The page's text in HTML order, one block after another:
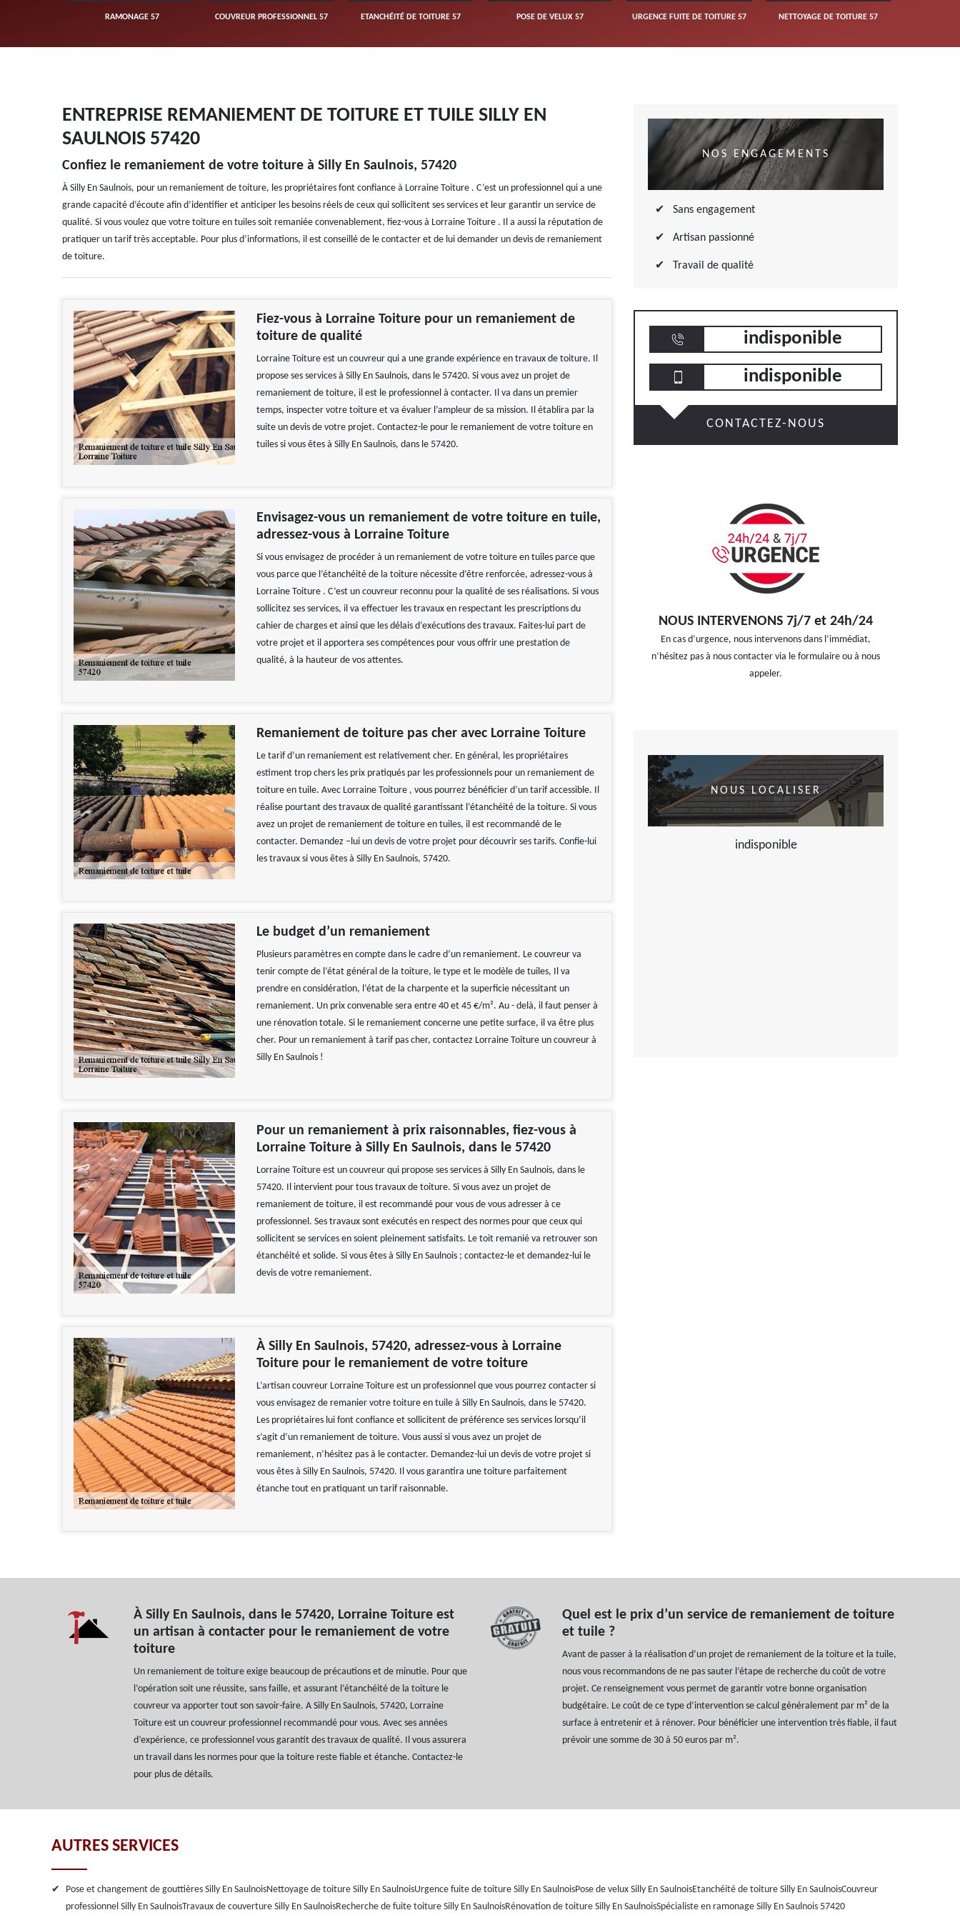
RAMONAGE 57 COUVREUR PROFESSIONNEL 57 ETANCHÉITÉ DE TOITURE 57 POSE DE VELUX 57 URGENCE FUITE DE TOITURE 57 NETTOYAGE DE TOITURE 57
ENTREPRISE REMANIEMENT DE TOITURE ET TUILE SILLY EN
SAULNOIS 57420
Confiez le remaniement de votre toiture à Silly En Saulnois, 57420
À Silly En Saulnois, pour un remaniement de toiture, les propriétaires font confiance à Lorraine Toiture . C’est un professionnel qui a une
grande capacité d’écoute afin d’identifier et anticiper les besoins réels de ceux qui sollicitent ses services et leur garantir un service de
qualité. Si vous voulez que votre toiture en tuiles soit remaniée convenablement, fiez-vous à Lorraine Toiture . Il a aussi la réputation de
pratiquer un tarif très acceptable. Pour plus d’informations, il est conseillé de le contacter et de lui demander un devis de remaniement
de toiture.
Fiez-vous à Lorraine Toiture pour un remaniement de
toiture de qualité
Lorraine Toiture est un couvreur qui a une grande expérience en travaux de toiture. Il
propose ses services à Silly En Saulnois, dans le 57420. Si vous avez un projet de
remaniement de toiture, il est le professionnel à contacter. Il va dans un premier
temps, inspecter votre toiture et va évaluer l’ampleur de sa mission. Il établira par la
suite un devis de votre projet. Contactez-le pour le remaniement de votre toiture en
tuiles si vous êtes à Silly En Saulnois, dans le 57420.
Envisagez-vous un remaniement de votre toiture en tuile,
adressez-vous à Lorraine Toiture
Si vous envisagez de procéder à un remaniement de votre toiture en tuiles parce que
vous parce que l’étanchéité de la toiture nécessite d’être renforcée, adressez-vous à
Lorraine Toiture . C’est un couvreur reconnu pour la qualité de ses réalisations. Si vous
sollicitez ses services, il va effectuer les travaux en respectant les prescriptions du
cahier de charges et ainsi que les délais d’exécutions des travaux. Faites-lui part de
votre projet et il apportera ses compétences pour vous offrir une prestation de
qualité, à la hauteur de vos attentes.
Remaniement de toiture pas cher avec Lorraine Toiture
Le tarif d’un remaniement est relativement cher. En général, les propriétaires
estiment trop chers les prix pratiqués par les professionnels pour un remaniement de
toiture en tuile. Avec Lorraine Toiture , vous pourrez bénéficier d’un tarif accessible. Il
réalise pourtant des travaux de qualité garantissant l’étanchéité de la toiture. Si vous
avez un projet de remaniement de toiture en tuiles, il est recommandé de le
contacter. Demandez –lui un devis de votre projet pour découvrir ses tarifs. Confie-lui
les travaux si vous êtes à Silly En Saulnois, 57420.
Le budget d’un remaniement
Plusieurs paramètres en compte dans le cadre d’un remaniement. Le couvreur va
tenir compte de l’état général de la toiture, le type et le modèle de tuiles, Il va
prendre en considération, l’état de la charpente et la superficie nécessitant un
remaniement. Un prix convenable sera entre 40 et 45 €/m². Au - delà, il faut penser à
une rénovation totale. Si le remaniement concerne une petite surface, il va être plus
cher. Pour un remaniement à tarif pas cher, contactez Lorraine Toiture un couvreur à
Silly En Saulnois !
Pour un remaniement à prix raisonnables, fiez-vous à
Lorraine Toiture à Silly En Saulnois, dans le 57420
Lorraine Toiture est un couvreur qui propose ses services à Silly En Saulnois, dans le
57420. Il intervient pour tous travaux de toiture. Si vous avez un projet de
remaniement de toiture, il est recommandé pour vous de vous adresser à ce
professionnel. Ses travaux sont exécutés en respect des normes pour que ceux qui
sollicitent se services en soient pleinement satisfaits. Le toit remanié va retrouver son
étanchéité et solide. Si vous êtes à Silly En Saulnois ; contactez-le et demandez-lui le
devis de votre remaniement.
À Silly En Saulnois, 57420, adressez-vous à Lorraine
Toiture pour le remaniement de votre toiture
L’artisan couvreur Lorraine Toiture est un professionnel que vous pourrez contacter si
vous envisagez de remanier votre toiture en tuile à Silly En Saulnois, dans le 57420.
Les propriétaires lui font confiance et sollicitent de préférence ses services lorsqu’il
s’agit d’un remaniement de toiture. Vous aussi si vous avez un projet de
remaniement, n’hésitez pas à le contacter. Demandez-lui un devis de votre projet si
vous êtes à Silly En Saulnois, 57420. Il vous garantira une toiture parfaitement
étanche tout en pratiquant un tarif raisonnable.
NOS ENGAGEMENTS
Sans engagement
Artisan passionné
Travail de qualité
indisponible
indisponible
CONTACTEZ-NOUS
NOUS INTERVENONS 7j/7 et 24h/24
En cas d’urgence, nous intervenons dans l’immédiat,
n’hésitez pas à nous contacter via le formulaire ou à nous
appeler.
NOUS LOCALISER
indisponible
À Silly En Saulnois, dans le 57420, Lorraine Toiture est
un artisan à contacter pour le remaniement de votre
toiture
Un remaniement de toiture exige beaucoup de précautions et de minutie. Pour que
l’opération soit une réussite, sans faille, et assurant l’étanchéité de la toiture le
couvreur va apporter tout son savoir-faire. A Silly En Saulnois, 57420, Lorraine
Toiture est un couvreur professionnel recommandé pour vous. Avec ses années
d’expérience, ce professionnel vous garantit des travaux de qualité. Il vous assurera
un travail dans les normes pour que la toiture reste fiable et étanche. Contactez-le
pour plus de détails.
Quel est le prix d’un service de remaniement de toiture
et tuile ?
Avant de passer à la réalisation d’un projet de remaniement de la toiture et la tuile,
nous vous recommandons de ne pas sauter l’étape de recherche du coût de votre
projet. Ce renseignement vous permet de garantir votre bonne organisation
budgétaire. Le coût de ce type d’intervention se calcul généralement par m² de la
surface à entretenir et à rénover. Pour bénéficier une intervention très fiable, il faut
prévoir une somme de 30 à 50 euros par m².
AUTRES SERVICES
Pose et changement de gouttières Silly En SaulnoisNettoyage de toiture Silly En SaulnoisUrgence fuite de toiture Silly En SaulnoisPose de velux Silly En SaulnoisEtanchéité de toiture Silly En SaulnoisCouvreur
professionnel Silly En SaulnoisTravaux de couverture Silly En SaulnoisRecherche de fuite toiture Silly En SaulnoisRénovation de toiture Silly En SaulnoisSpécialiste en ramonage Silly En Saulnois 57420